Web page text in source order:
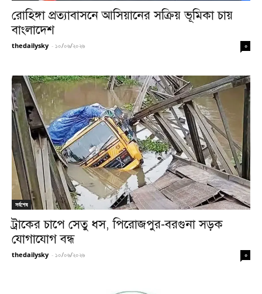
রোহিঙ্গা প্রত্যাবাসনে আসিয়ানের সক্রিয় ভূমিকা চায়
বাংলাদেশ
thedailysky - ১০/০৬/২০২৬ ০
সর্বশেষ
ট্রাকের চাপে সেতু ধস, পিরোজপুর-বরগুনা সড়ক
যোগাযোগ বন্ধ
thedailysky - ১০/০৬/২০২৬ ০